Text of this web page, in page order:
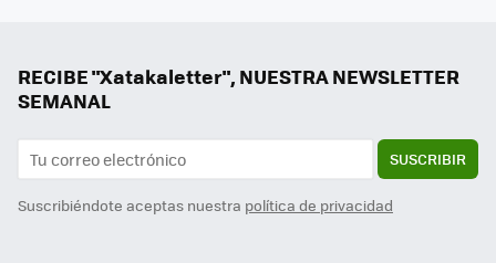
RECIBE "Xatakaletter", NUESTRA NEWSLETTER
SEMANAL
SUSCRIBIR
Suscribiéndote aceptas nuestra política de privacidad